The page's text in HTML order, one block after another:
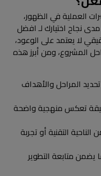
العملية في الظهور،
نجاح اختيارك لـ افضل
لا يعتمد على الوعود،
المشروع، ومن أبرز هذه
المراحل والأهداف
تعكس منهجية واضحة
التقنية أو تجربة
يضمن متابعة التطوير